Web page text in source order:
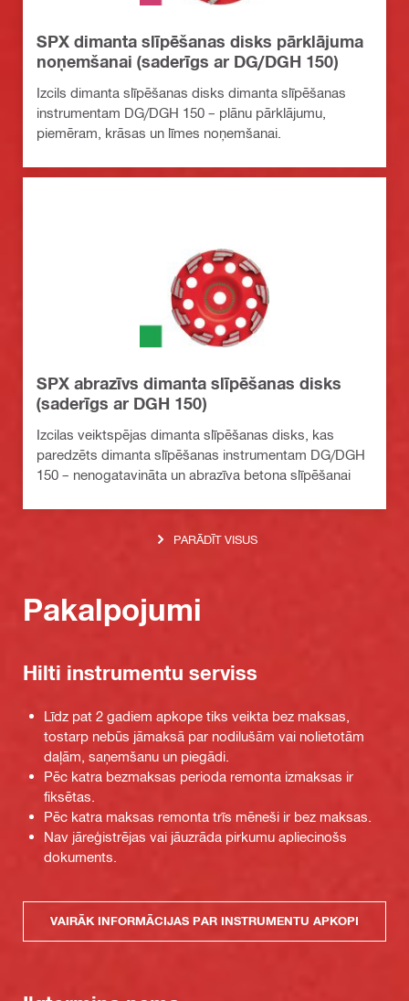
SPX dimanta slīpēšanas disks pārklājuma
noņemšanai (saderīgs ar DG/DGH 150)
Izcils dimanta slīpēšanas disks dimanta slīpēšanas
instrumentam DG/DGH 150 – plānu pārklājumu,
piemēram, krāsas un līmes noņemšanai.
SPX abrazīvs dimanta slīpēšanas disks
(saderīgs ar DGH 150)
Izcilas veiktspējas dimanta slīpēšanas disks, kas
paredzēts dimanta slīpēšanas instrumentam DG/DGH
150 – nenogatavināta un abrazīva betona slīpēšanai
PARĀDĪT VISUS
Pakalpojumi
Hilti instrumentu serviss
Līdz pat 2 gadiem apkope tiks veikta bez maksas,
tostarp nebūs jāmaksā par nodilušām vai nolietotām
daļām, saņemšanu un piegādi.
Pēc katra bezmaksas perioda remonta izmaksas ir
fiksētas.
Pēc katra maksas remonta trīs mēneši ir bez maksas.
Nav jāreģistrējas vai jāuzrāda pirkumu apliecinošs
dokuments.
VAIRĀK INFORMĀCIJAS PAR INSTRUMENTU APKOPI